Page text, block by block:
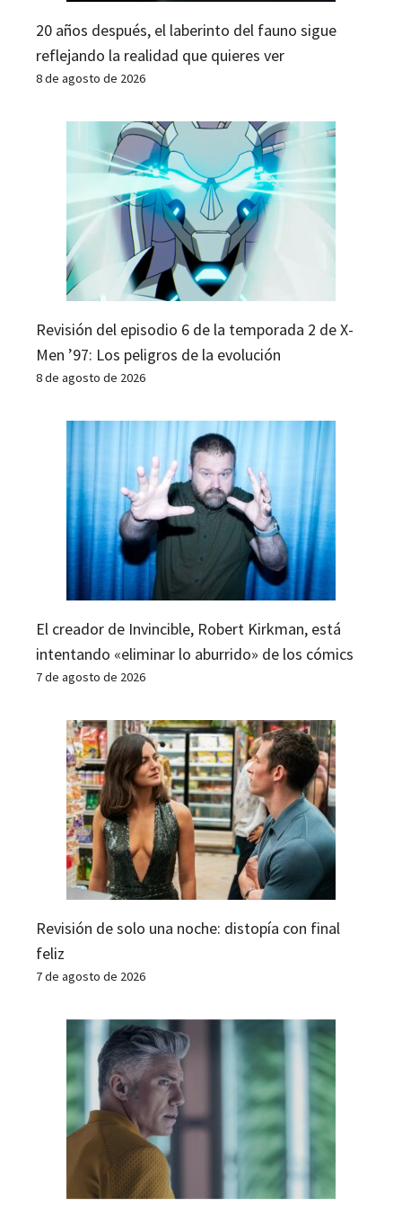
20 años después, el laberinto del fauno sigue
reflejando la realidad que quieres ver
8 de agosto de 2026
Revisión del episodio 6 de la temporada 2 de X-
Men ’97: Los peligros de la evolución
8 de agosto de 2026
El creador de Invincible, Robert Kirkman, está
intentando «eliminar lo aburrido» de los cómics
7 de agosto de 2026
Revisión de solo una noche: distopía con final
feliz
7 de agosto de 2026